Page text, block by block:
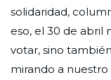
solidaridad,
eso, el 30 de abril
votar, sino
mirando a